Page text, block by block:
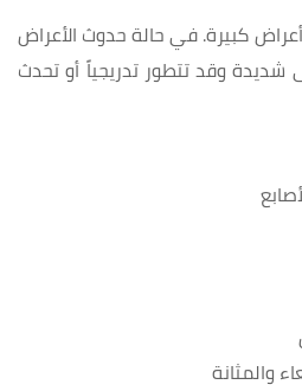
كبيرة. في حالة حدوث الأعراض
وقد تتطور تدريجياً أو تحدث
والمثانة